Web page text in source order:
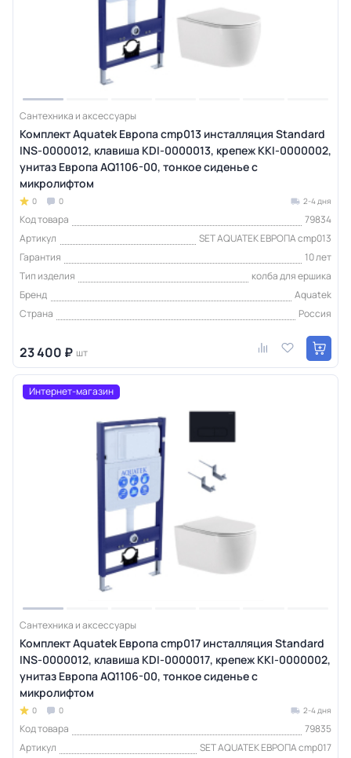
Сантехника и аксессуары
Комплект Aquatek Европа cmp013 инсталляция Standard
INS-0000012, клавиша KDI-0000013, крепеж KKI-0000002,
унитаз Европа AQ1106-00, тонкое сиденье с
микролифтом
0 0 2-4 дня
Код товара
79834
Артикул
SET AQUATEK ЕВРОПА cmp013
Гарантия
10 лет
Тип изделия
колба для ершика
Бренд
Aquatek
Страна
Россия
23 400 ₽ шт
Интернет-магазин
Сантехника и аксессуары
Комплект Aquatek Европа cmp017 инсталляция Standard
INS-0000012, клавиша KDI-0000017, крепеж KKI-0000002,
унитаз Европа AQ1106-00, тонкое сиденье с
микролифтом
0 0 2-4 дня
Код товара
79835
Артикул
SET AQUATEK ЕВРОПА cmp017